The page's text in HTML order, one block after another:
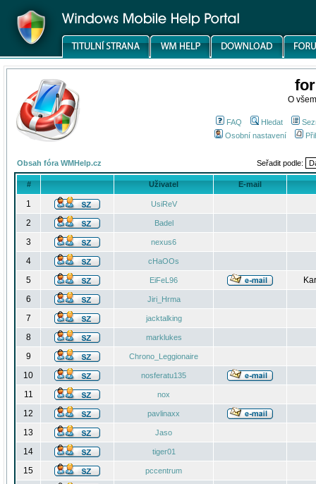
O
FAQ Hledat
Osobní nastavení
Obsah fóra WMHelp.cz Seřadit podle:
# Uživatel E-mail
1 UsiReV
2 Badel
3 nexus6
4 cHaOOs
5 EiFeL96
6
Jiri_Hrma
7 jacktalking
8 marklukes
9 Chrono_Leggionaire
10 nosferatu135
11 nox
12 pavlinaxx
13 Jaso
14 tiger01
15 pccentrum